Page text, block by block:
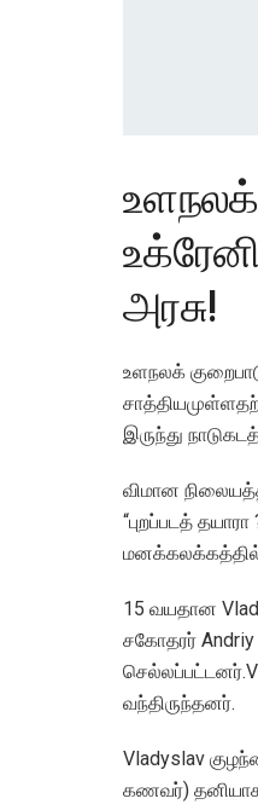
உளநலக்
அரசு!
உளநலக்
இருந்து
விமான
“புறப்படத்
மனக்கலக்கத்தில்
15 வயதான
சகோதரர்
வந்திருந்தனர்.
Vladyslav
கணவர்) தனியாக